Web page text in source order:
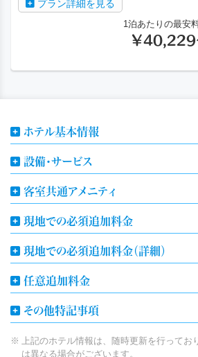
プラン詳細を見る
1泊あたりの最安
￥40,229
ホテル基本情報
設備・サービス
客室共通アメニティ
現地での必須追加料金
現地での必須追加料金（詳細）
任意追加料金
その他特記事項
上記のホテル情報は、随時更新を行ってお
は異なる場合がございます。